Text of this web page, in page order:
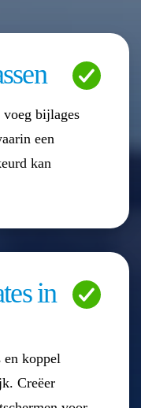
bijlages
een
kan
in
en koppel
Creëer